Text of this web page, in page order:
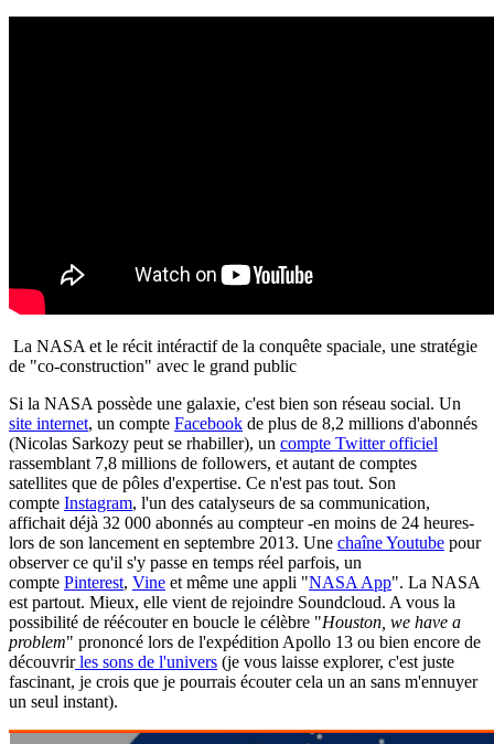
La NASA et le récit intéractif de la conquête spaciale, une stratégie
de "co-construction" avec le grand public
Si la NASA possède une galaxie, c'est bien son réseau social. Un
site internet, un compte Facebook de plus de 8,2 millions d'abonnés
(Nicolas Sarkozy peut se rhabiller), un compte Twitter officiel
rassemblant 7,8 millions de followers, et autant de comptes
satellites que de pôles d'expertise. Ce n'est pas tout. Son
compte Instagram, l'un des catalyseurs de sa communication,
affichait déjà 32 000 abonnés au compteur -en moins de 24 heures-
lors de son lancement en septembre 2013. Une chaîne Youtube pour
observer ce qu'il s'y passe en temps réel parfois, un
compte Pinterest, Vine et même une appli "NASA App". La NASA
est partout. Mieux, elle vient de rejoindre Soundcloud. A vous la
possibilité de réécouter en boucle le célèbre "Houston, we have a
problem" prononcé lors de l'expédition Apollo 13 ou bien encore de
découvrirles sons de l'univers (je vous laisse explorer, c'est juste
fascinant, je crois que je pourrais écouter cela un an sans m'ennuyer
un seul instant).